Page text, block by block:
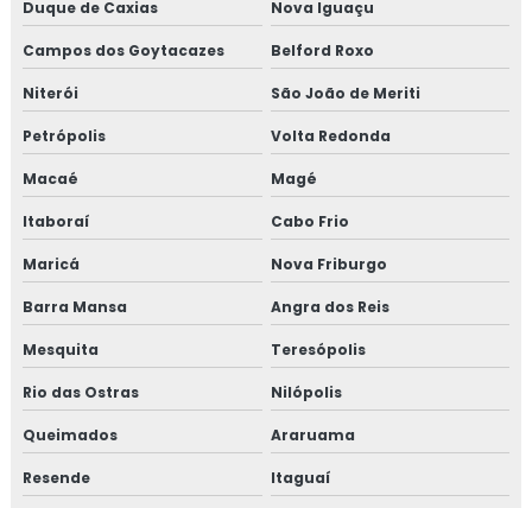
EMPRESA DE MANUTENÇÃO DE MÁQUINAS
INDUSTRIAIS
CURSO MANUTENÇÃO INDUSTRIAL
MONTAGEM DE TUBULAÇÃO
MONTAGEM DE TUBULAÇÃO INDUSTRIAL
CUSTO DE MONTAGEM DE TUBULAÇÃO
INDUSTRIAL
EMPRESA DE MONTAGEM DE TUBULAÇÃO
INDUSTRIAL
MONTAGEM DE TUBULAÇÃO DE INOX
Duque de Caxias Nova Iguaçu
Campos dos Goytacazes Belford Roxo
Niterói São João de Meriti
Petrópolis Volta Redonda
Macaé Magé
Itaboraí Cabo Frio
Maricá Nova Friburgo
Barra Mansa Angra dos Reis
Mesquita Teresópolis
Rio das Ostras Nilópolis
Queimados Araruama
Resende Itaguaí